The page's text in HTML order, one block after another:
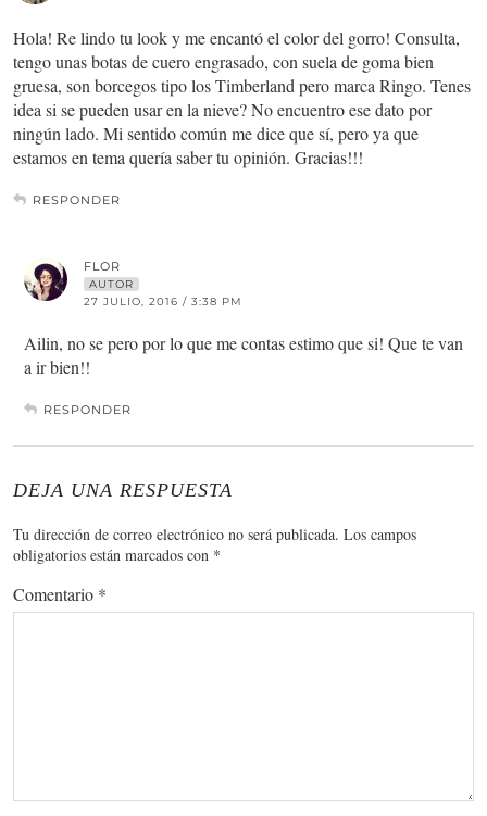
Hola! Re lindo tu look y me encantó el color del gorro! Consulta,
tengo unas botas de cuero engrasado, con suela de goma bien
gruesa, son borcegos tipo los Timberland pero marca Ringo. Tenes
idea si se pueden usar en la nieve? No encuentro ese dato por
ningún lado. Mi sentido común me dice que sí, pero ya que
estamos en tema quería saber tu opinión. Gracias!!!
RESPONDER
FLOR
AUTOR
27 JULIO, 2016 / 3:38 PM
Ailin, no se pero por lo que me contas estimo que si! Que te van
a ir bien!!
RESPONDER
DEJA UNA RESPUESTA
Tu dirección de correo electrónico no será publicada. Los campos
obligatorios están marcados con *
Comentario *